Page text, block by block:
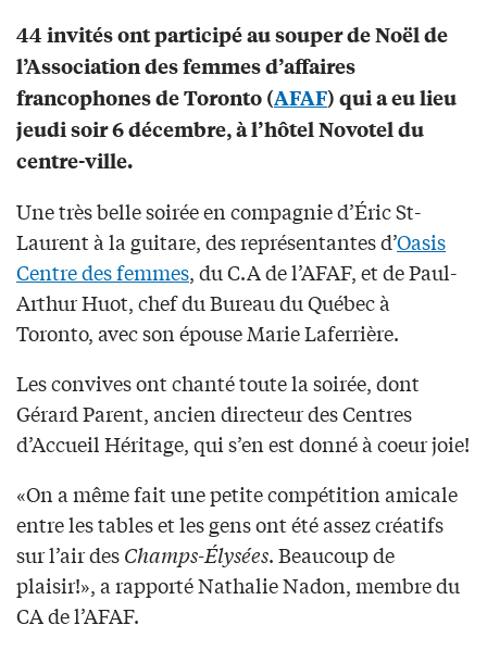
44 invités ont participé au souper de Noël de
l’Association des femmes d’affaires
francophones de Toronto (AFAF) qui a eu lieu
jeudi soir 6 décembre, à l’hôtel Novotel du
centre-ville.
Une très belle soirée en compagnie d’Éric St-
Laurent à la guitare, des représentantes d’Oasis
Centre des femmes, du C.A de l’AFAF, et de Paul-
Arthur Huot, chef du Bureau du Québec à
Toronto, avec son épouse Marie Laferrière.
Les convives ont chanté toute la soirée, dont
Gérard Parent, ancien directeur des Centres
d’Accueil Héritage, qui s’en est donné à coeur joie!
«On a même fait une petite compétition amicale
entre les tables et les gens ont été assez créatifs
sur l’air desChamps-Élysées. Beaucoup de
plaisir!», a rapporté Nathalie Nadon, membre du
CA de l’AFAF.